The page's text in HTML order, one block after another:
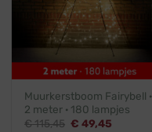
Muurkerstboom Fairybell ·
2 meter · 180 lampjes
€115,45 Oorspronkelijke
€ 49,45